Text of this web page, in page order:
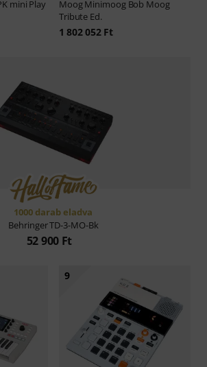
mini Play
MoogMinimoog Bob Moog
Tribute Ed.
1 802 052 Ft
1000 darab eladva
BehringerTD-3-MO-Bk
52 900 Ft
9